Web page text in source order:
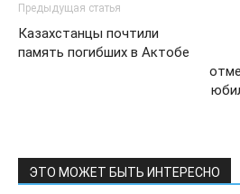
Предыдущая статья
Казахстанцы почтили
память погибших в Актобе
ЭТО МОЖЕТ БЫТЬ ИНТЕРЕСНО